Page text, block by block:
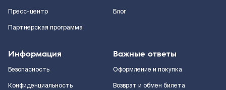
Пресс-центр
Партнерская программа
Блог
Информация
Безопасность
Конфиденциальность
Важные ответы
Оформление и покупка
Возврат и обмен билета